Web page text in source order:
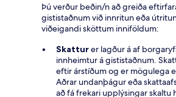
Þú verður beðin/n að greiða
gististaðnum við innritun eða
viðeigandi sköttum inniföldum:
Skatturer lagður á af
innheimtur á gististaðnum.
eftir árstíðum og er mögulega
Aðrar undanþágur eða
að fá frekari upplýsingar skaltu